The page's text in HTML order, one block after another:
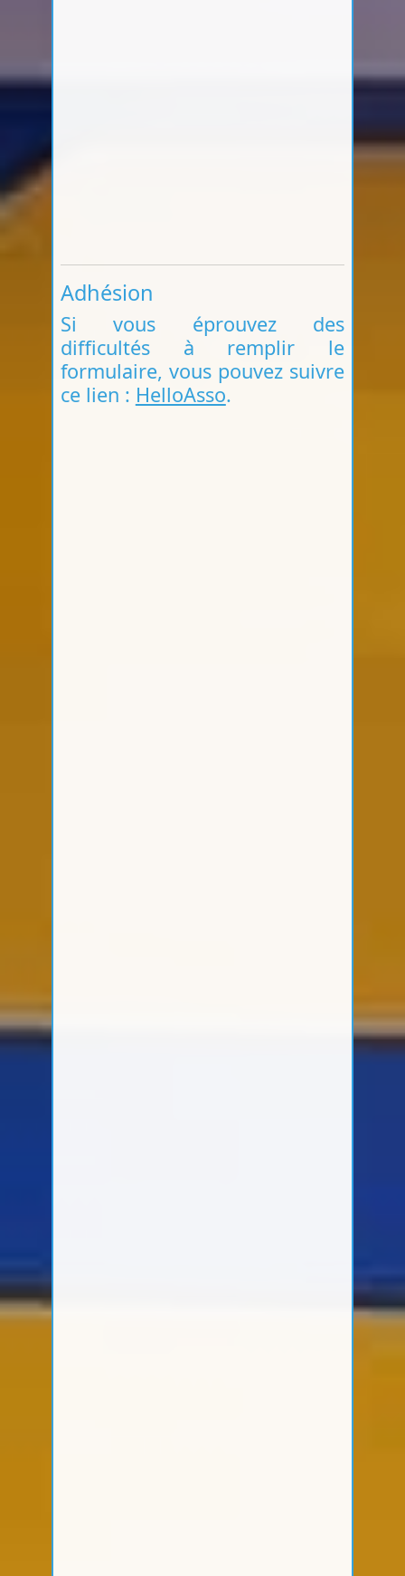
Adhésion
Si vous éprouvez des
difficultés à remplir le
formulaire, vous pouvez suivre
ce lien : HelloAsso.